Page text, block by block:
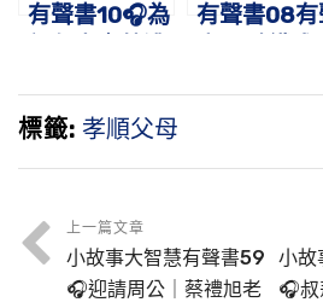
有聲書10🎧為
有聲書08有
標籤: 孝順父母
上一篇文章
小故事大智慧有聲書59
🎧迎請周公｜蔡禮旭老
小故
🎧叔